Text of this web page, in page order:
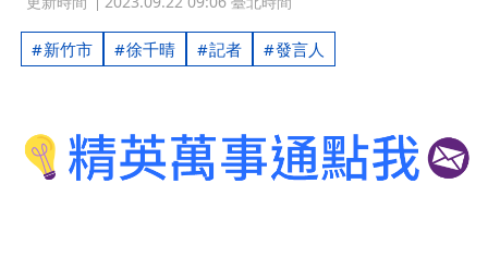
新竹市 徐千晴 記者 發言人